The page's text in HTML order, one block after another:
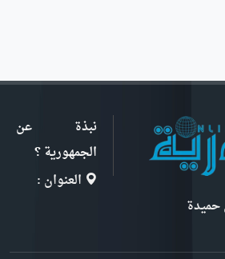
نبذة عن
الجمهورية ؟
العنوان :